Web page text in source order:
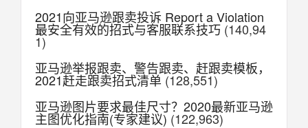
2021向亚马逊跟卖投诉 Report a Violation
最安全有效的招式与客服联系技巧 (140,94
1)
亚马逊举报跟卖、警告跟卖、赶跟卖模板，
2021赶走跟卖招式清单(128,551)
亚马逊图片要求最佳尺寸？2020最新亚马逊
主图优化指南(专家建议) (122,963)